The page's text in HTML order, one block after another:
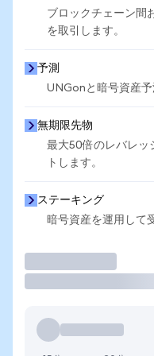
ブロックチェーン間
を取引します。
予測
UNGonと暗号資産予
無期限先物
最大50倍のレバレッ
トします。
ステーキング
暗号資産を運用して